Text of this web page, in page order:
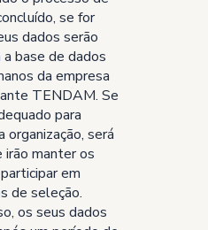
se for
dados serão
base de dados
da empresa
TENDAM. Se
para
organização, será
irão manter os
em
de seleção.
os seus dados